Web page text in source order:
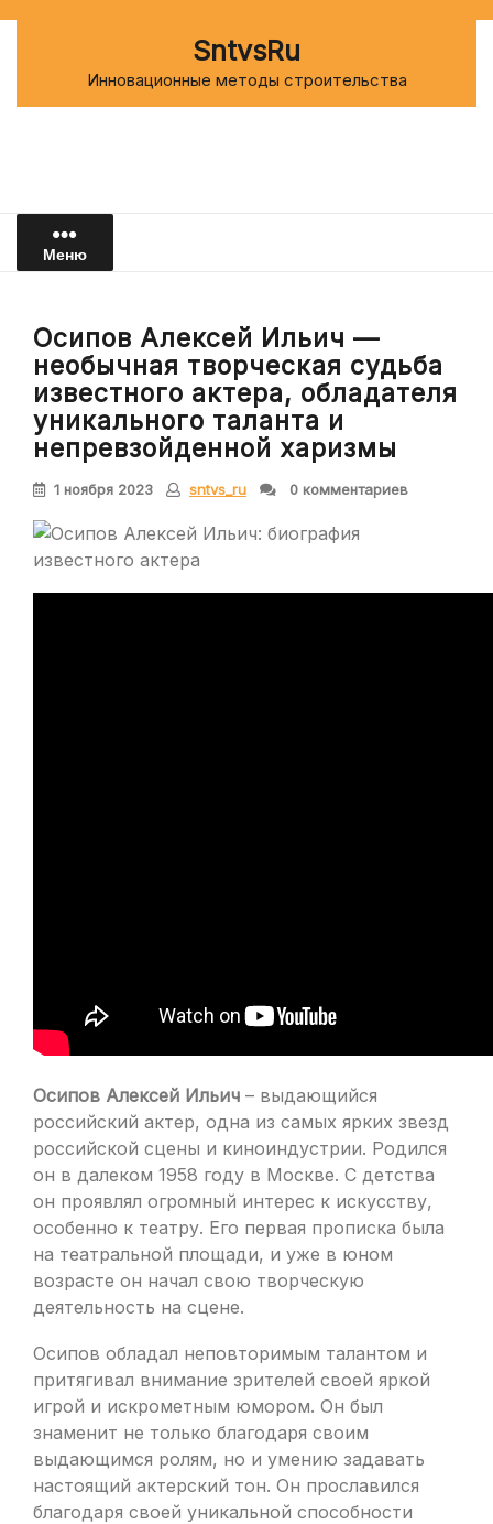
SntvsRu
Инновационные методы строительства
Меню
Осипов Алексей Ильич —
необычная творческая судьба
известного актера, обладателя
уникального таланта и
непревзойденной харизмы
1 ноября 2023 sntvs_ru 0 комментариев
Осипов Алексей Ильич – выдающийся
российский актер, одна из самых ярких звезд
российской сцены и киноиндустрии. Родился
он в далеком 1958 году в Москве. С детства
он проявлял огромный интерес к искусству,
особенно к театру. Его первая прописка была
на театральной площади, и уже в юном
возрасте он начал свою творческую
деятельность на сцене.
Осипов обладал неповторимым талантом и
притягивал внимание зрителей своей яркой
игрой и искрометным юмором. Он был
знаменит не только благодаря своим
выдающимся ролям, но и умению задавать
настоящий актерский тон. Он прославился
благодаря своей уникальной способности